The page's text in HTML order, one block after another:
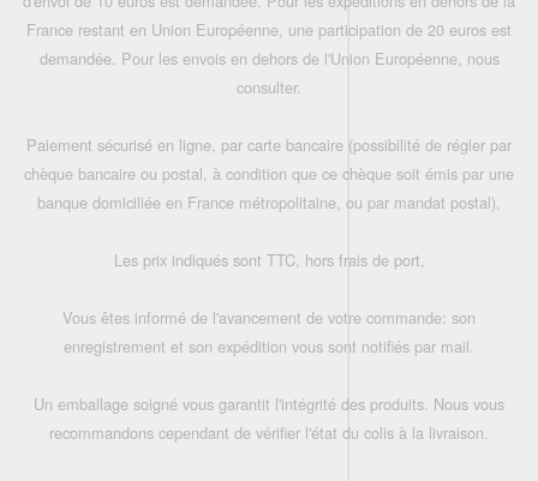
France restant en Union Européenne, une participation de 20 euros est
demandée. Pour les envois en dehors de l'Union Européenne, nous
consulter.
Paiement sécurisé en ligne, par carte bancaire (possibilité de régler par
chèque bancaire ou postal, à condition que ce chèque soit émis par une
banque domiciliée en France métropolitaine, ou par mandat postal),
Les prix indiqués sont TTC, hors frais de port,
Vous êtes informé de l'avancement de votre commande: son
enregistrement et son expédition vous sont notifiés par mail.
Un emballage soigné vous garantit l'intégrité des produits. Nous vous
recommandons cependant de vérifier l'état du colis à la livraison.